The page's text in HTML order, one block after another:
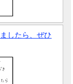
したら、ぜひ